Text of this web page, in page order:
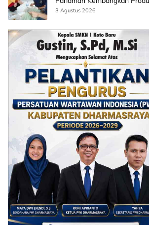
AI
3 Agustus 2026